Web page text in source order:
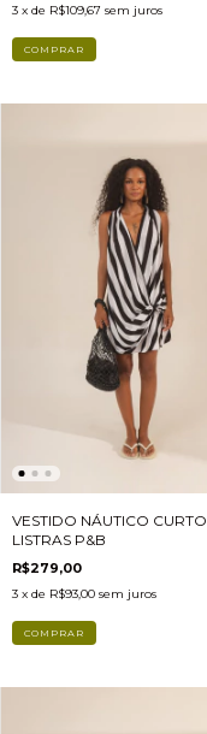
3 x de R$109,67 sem juros
COMPRAR
VESTIDO NÁUTICO CURTO
LISTRAS P&B
R$279,00
3 x de R$93,00 sem juros
COMPRAR